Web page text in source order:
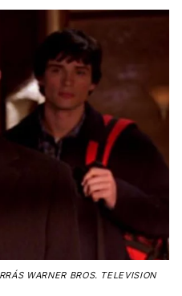
WARNER BROS. TELEVISION